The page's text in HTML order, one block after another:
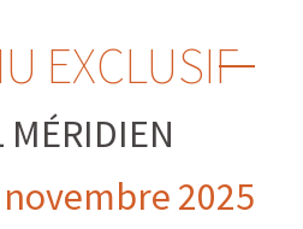
EXCLUSIF
MÉRIDIEN
novembre 2025